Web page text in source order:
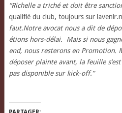
“Richelle a triché et doit être
qualifié du club, toujours sur
faut.Notre avocat nous a dit de
étions hors-délai. Mais si nous
end, nous resterons en Promotion.
déposer plainte avant, la feuille
pas disponible sur kick-off.”